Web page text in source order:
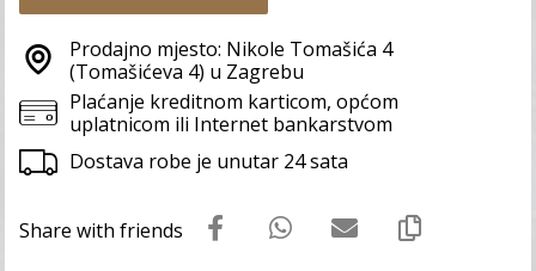
Prodajno mjesto: Nikole Tomašića 4
(Tomašićeva 4) u Zagrebu
Plaćanje kreditnom karticom, općom
uplatnicom ili Internet bankarstvom
Dostava robe je unutar 24 sata